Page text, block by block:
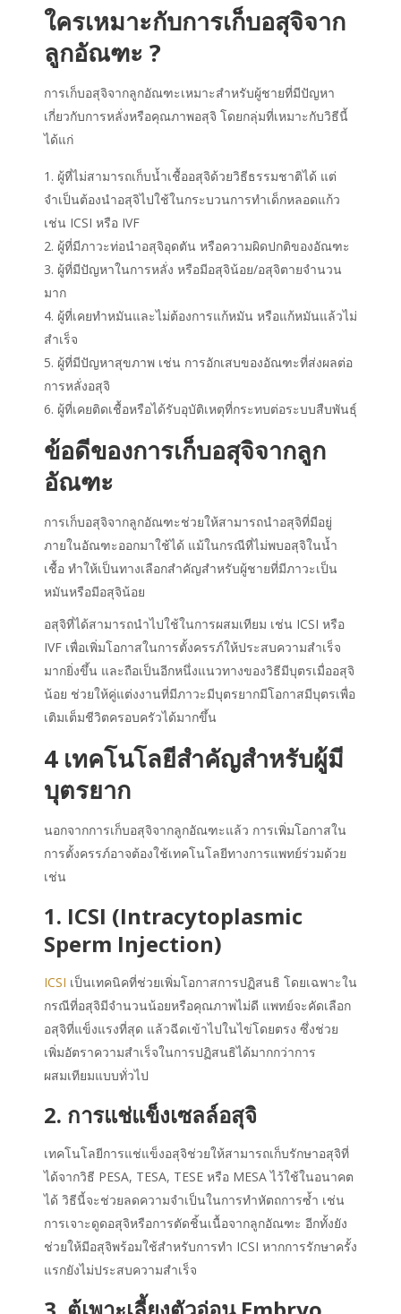
ใครเหมาะกับการเก็บอสุจิจาก
ลูกอัณฑะ ?
การเก็บอสุจิจากลูกอัณฑะเหมาะสำหรับผู้ชายที่มีปัญหา
เกี่ยวกับการหลั่งหรือคุณภาพอสุจิ โดยกลุ่มที่เหมาะกับวิธีนี้
ได้แก่
ผู้ที่ไม่สามารถเก็บน้ำเชื้ออสุจิด้วยวิธีธรรมชาติได้ แต่
จำเป็นต้องนำอสุจิไปใช้ในกระบวนการทำเด็กหลอดแก้ว
เช่น ICSI หรือ IVF
ผู้ที่มีภาวะท่อนำอสุจิอุดตัน หรือความผิดปกติของอัณฑะ
ผู้ที่มีปัญหาในการหลั่ง หรือมีอสุจิน้อย/อสุจิตายจำนวน
มาก
ผู้ที่เคยทำหมันและไม่ต้องการแก้หมัน หรือแก้หมันแล้วไม่
สำเร็จ
ผู้ที่มีปัญหาสุขภาพ เช่น การอักเสบของอัณฑะที่ส่งผลต่อ
การหลั่งอสุจิ
ผู้ที่เคยติดเชื้อหรือได้รับอุบัติเหตุที่กระทบต่อระบบสืบพันธุ์
ข้อดีของการเก็บอสุจิจากลูก
อัณฑะ
การเก็บอสุจิจากลูกอัณฑะช่วยให้สามารถนำอสุจิที่มีอยู่
ภายในอัณฑะออกมาใช้ได้ แม้ในกรณีที่ไม่พบอสุจิในน้ำ
เชื้อ ทำให้เป็นทางเลือกสำคัญสำหรับผู้ชายที่มีภาวะเป็น
หมันหรือมีอสุจิน้อย
อสุจิที่ได้สามารถนำไปใช้ในการผสมเทียม เช่น ICSI หรือ
IVF เพื่อเพิ่มโอกาสในการตั้งครรภ์ให้ประสบความสำเร็จ
มากยิ่งขึ้น และถือเป็นอีกหนึ่งแนวทางของวิธีมีบุตรเมื่ออสุจิ
น้อย ช่วยให้คู่แต่งงานที่มีภาวะมีบุตรยากมีโอกาสมีบุตรเพื่อ
เติมเต็มชีวิตครอบครัวได้มากขึ้น
4 เทคโนโลยีสำคัญสำหรับผู้มี
บุตรยาก
นอกจากการเก็บอสุจิจากลูกอัณฑะแล้ว การเพิ่มโอกาสใน
การตั้งครรภ์อาจต้องใช้เทคโนโลยีทางการแพทย์ร่วมด้วย
เช่น
1. ICSI (Intracytoplasmic
Sperm Injection)
ICSI เป็นเทคนิคที่ช่วยเพิ่มโอกาสการปฏิสนธิ โดยเฉพาะใน
กรณีที่อสุจิมีจำนวนน้อยหรือคุณภาพไม่ดี แพทย์จะคัดเลือก
อสุจิที่แข็งแรงที่สุด แล้วฉีดเข้าไปในไข่โดยตรง ซึ่งช่วย
เพิ่มอัตราความสำเร็จในการปฏิสนธิได้มากกว่าการ
ผสมเทียมแบบทั่วไป
2. การแช่แข็งเซลล์อสุจิ
เทคโนโลยีการแช่แข็งอสุจิช่วยให้สามารถเก็บรักษาอสุจิที่
ได้จากวิธี PESA, TESA, TESE หรือ MESA ไว้ใช้ในอนาคต
ได้ วิธีนี้จะช่วยลดความจำเป็นในการทำหัตถการซ้ำ เช่น
การเจาะดูดอสุจิหรือการตัดชิ้นเนื้อจากลูกอัณฑะ อีกทั้งยัง
ช่วยให้มีอสุจิพร้อมใช้สำหรับการทำ ICSI หากการรักษาครั้ง
แรกยังไม่ประสบความสำเร็จ